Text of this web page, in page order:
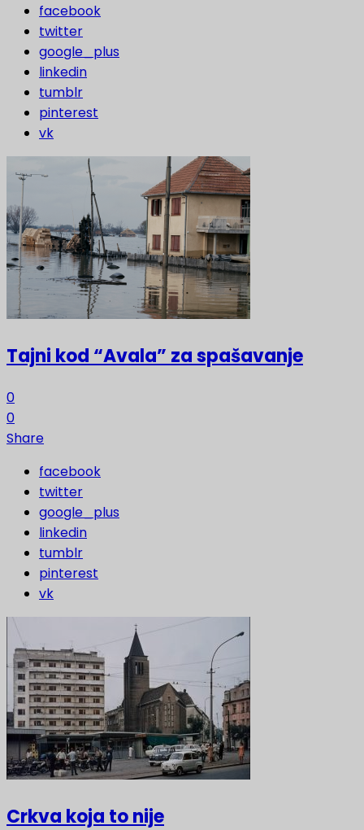
facebook
twitter
google_plus
linkedin
tumblr
pinterest
vk
Tajni kod “Avala” za spašavanje
0
0
Share
facebook
twitter
google_plus
linkedin
tumblr
pinterest
vk
Crkva koja to nije